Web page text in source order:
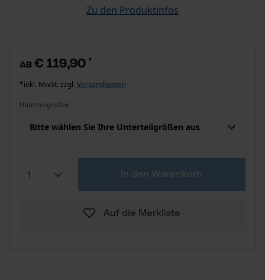
Zu den Produktinfos
ab € 119,90 *
*inkl. MwSt. zzgl. Versandkosten
Unterteilgrößen
Bitte wählen Sie Ihre Unterteilgrößen aus
In den Warenkorb
Auf die Merkliste